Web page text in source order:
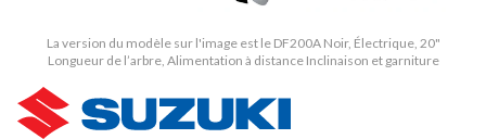
La version du modèle sur l'image est le DF200A Noir, Électrique, 20"
Longueur de l’arbre, Alimentation à distance Inclinaison et garniture